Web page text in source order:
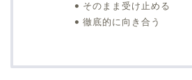
そのまま受け止める
徹底的に向き合う